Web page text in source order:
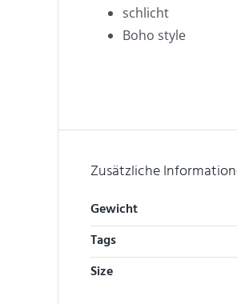
schlicht
Boho style
Zusätzliche
Gewicht
Tags
Size